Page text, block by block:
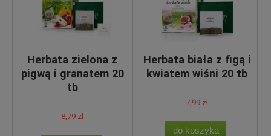
Herbata zielona z
pigwą i granatem 20
tb
8,79 zł
Herbata biała z figą i
kwiatem wiśni 20 tb
7,99 zł
do koszyka